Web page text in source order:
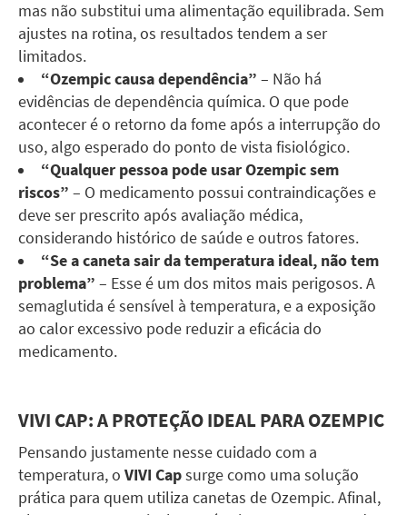
mas não substitui uma alimentação equilibrada. Sem
ajustes na rotina, os resultados tendem a ser
limitados.
“Ozempic causa dependência” – Não há
evidências de dependência química. O que pode
acontecer é o retorno da fome após a interrupção do
uso, algo esperado do ponto de vista fisiológico.
“Qualquer pessoa pode usar Ozempic sem
riscos” – O medicamento possui contraindicações e
deve ser prescrito após avaliação médica,
considerando histórico de saúde e outros fatores.
“Se a caneta sair da temperatura ideal, não tem
problema” – Esse é um dos mitos mais perigosos. A
semaglutida é sensível à temperatura, e a exposição
ao calor excessivo pode reduzir a eficácia do
medicamento.
VIVI CAP: A PROTEÇÃO IDEAL PARA OZEMPIC
Pensando justamente nesse cuidado com a
temperatura, o VIVI Capsurge como uma solução
prática para quem utiliza canetas de Ozempic. Afinal,